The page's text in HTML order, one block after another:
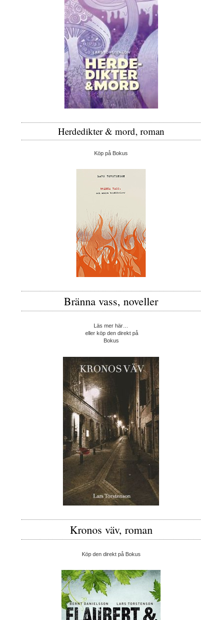
Herdedikter & mord, roman
Köp på Bokus
Bränna vass, noveller
Läs mer här…
eller köp den direkt på
Bokus
Kronos väv, roman
Köp den direkt på Bokus